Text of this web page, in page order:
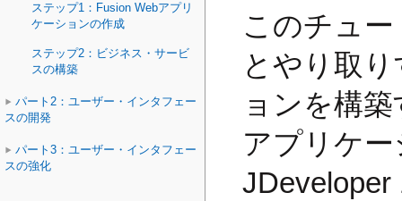
ステップ1：Fusion Webアプリ
ケーションの作成
ステップ2：ビジネス・サービ
スの構築
パート2：ユーザー・インタフェー
スの開発
パート3：ユーザー・インタフェー
スの強化
このチュ
とやり取
ョンを構
アプリケ
JDeveloper